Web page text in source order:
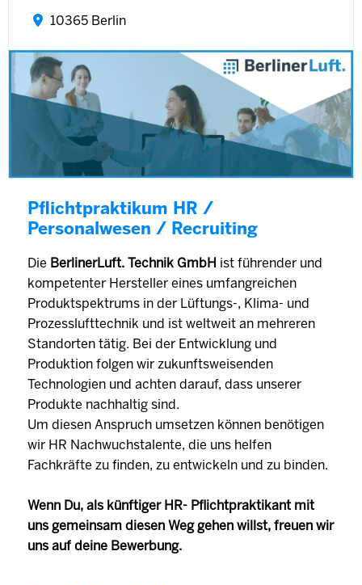
10365 Berlin
Pflichtpraktikum HR /
Personalwesen / Recruiting
Die BerlinerLuft. Technik GmbH ist führender und
kompetenter Hersteller eines umfangreichen
Produktspektrums in der Lüftungs-, Klima- und
Prozesslufttechnik und ist weltweit an mehreren
Standorten tätig. Bei der Entwicklung und
Produktion folgen wir zukunftsweisenden
Technologien und achten darauf, dass unserer
Produkte nachhaltig sind.
Um diesen Anspruch umsetzen können benötigen
wir HR Nachwuchstalente, die uns helfen
Fachkräfte zu finden, zu entwickeln und zu binden.
Wenn Du, als künftiger HR- Pflichtpraktikant mit
uns gemeinsam diesen Weg gehen willst, freuen wir
uns auf deine Bewerbung.